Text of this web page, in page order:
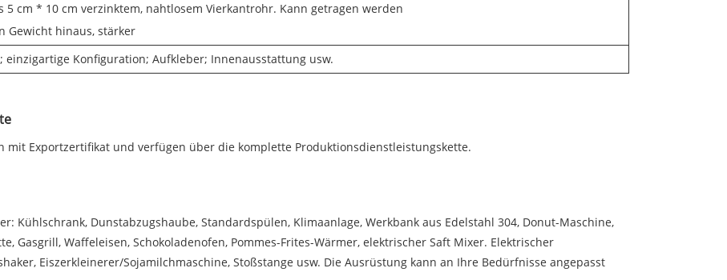
5 cm * 10 cm verzinktem, nahtlosem Vierkantrohr. Kann getragen werden
Gewicht hinaus, stärker
einzigartige Konfiguration; Aufkleber; Innenausstattung usw.
Exportzertifikat und verfügen über die komplette Produktionsdienstleistungskette.
Kühlschrank, Dunstabzugshaube, Standardspülen, Klimaanlage, Werkbank aus Edelstahl 304, Donut-Maschine,
Gasgrill, Waffeleisen, Schokoladenofen, Pommes-Frites-Wärmer, elektrischer Saft Mixer. Elektrischer
Eiszerkleinerer/Sojamilchmaschine, Stoßstange usw. Die Ausrüstung kann an Ihre Bedürfnisse angepasst